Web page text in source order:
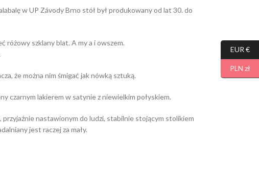
w UP Závody Brno stół był produkowany od lat 30. do
różowy szklany blat. A my a i owszem.
że można nim śmigać jak nówką sztuką.
czarnym lakierem w satynie z niewielkim połyskiem.
przyjaźnie nastawionym do ludzi, stabilnie stojącym stolikiem
jest raczej za mały.
EUR €
PLN zł